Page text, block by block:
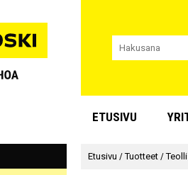
ETUSIVU
Etusivu /Tuotteet /